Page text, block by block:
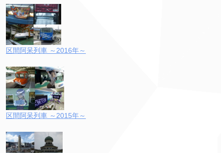
区間阿呆列車 ～2016年～
区間阿呆列車 ～2015年～